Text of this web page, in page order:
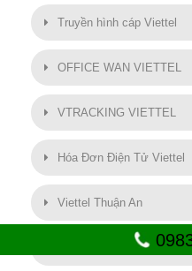
Truyền hình cáp Viettel
OFFICE WAN VIETTEL
VTRACKING VIETTEL
Hóa Đơn Điện Tử Viettel
Viettel Thuận An
SMART MOTOR